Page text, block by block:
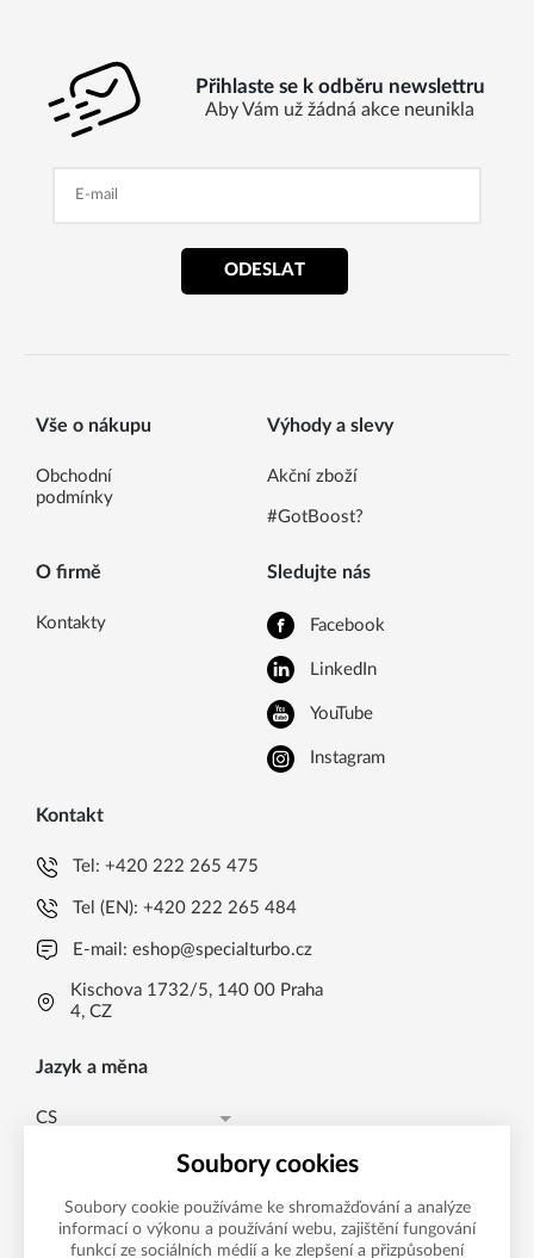
Přihlaste se k odběru newslettru
Aby Vám už žádná akce neunikla
ODESLAT
Vše o nákupu
Obchodní
podmínky
Výhody a slevy
Akční zboží
#GotBoost?
O firmě
Kontakty
Sledujte nás
Facebook
LinkedIn
YouTube
Instagram
Kontakt
Tel:+420 222 265 475
Tel (EN):+420 222 265 484
E-mail:eshop@specialturbo.cz
Kischova 1732/5, 140 00 Praha
4, CZ
Jazyk a měna
CS
EN
Česká koruna CZK (Kč)
Česká koruna CZK (Kč)
EUR (EUR)
Možnosti platby
Soubory cookies
Soubory cookie používáme ke shromažďování a analýze
informací o výkonu a používání webu, zajištění fungování
funkcí ze sociálních médií a ke zlepšení a přizpůsobení